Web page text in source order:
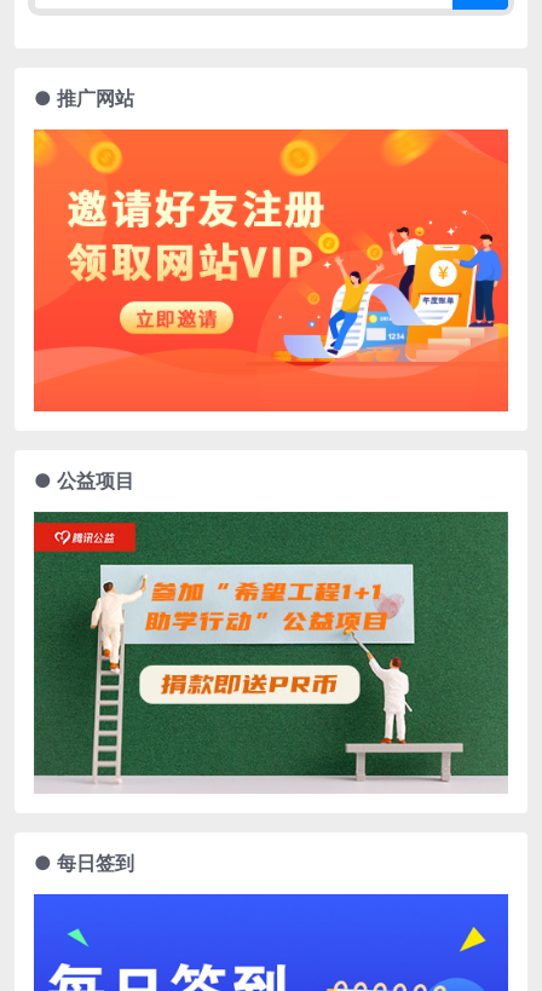
● 推广网站
● 公益项目
● 每日签到